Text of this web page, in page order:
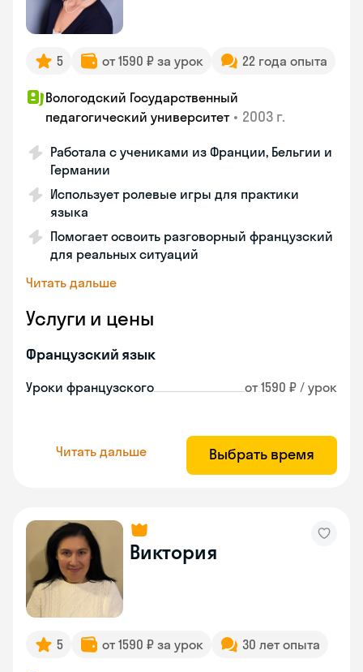
5 от 1590 ₽ за урок 22 года опыта
Вологодский Государственный
педагогический университет • 2003 г.
Работала с учениками из Франции, Бельгии и
Германии
Использует ролевые игры для практики
языка
Помогает освоить разговорный французский
для реальных ситуаций
Читать дальше
Услуги и цены
Французский язык
Уроки французского от 1590 ₽ / урок
Читать дальше Выбрать время
Виктория
5 от 1590 ₽ за урок 30 лет опыта